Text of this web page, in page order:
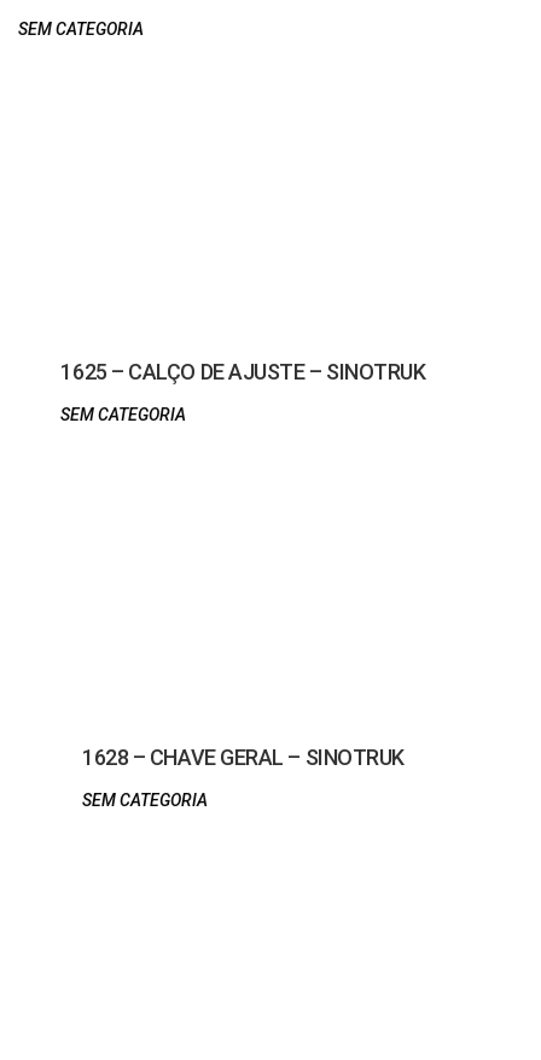
SEM CATEGORIA
1625 – CALÇO DE AJUSTE – SINOTRUK
SEM CATEGORIA
1628 – CHAVE GERAL – SINOTRUK
SEM CATEGORIA